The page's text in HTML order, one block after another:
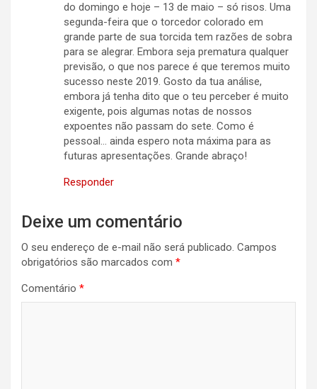
do domingo e hoje – 13 de maio – só risos. Uma
segunda-feira que o torcedor colorado em
grande parte de sua torcida tem razões de sobra
para se alegrar. Embora seja prematura qualquer
previsão, o que nos parece é que teremos muito
sucesso neste 2019. Gosto da tua análise,
embora já tenha dito que o teu perceber é muito
exigente, pois algumas notas de nossos
expoentes não passam do sete. Como é
pessoal… ainda espero nota máxima para as
futuras apresentações. Grande abraço!
Responder
Deixe um comentário
O seu endereço de e-mail não será publicado. Campos
obrigatórios são marcados com *
Comentário *